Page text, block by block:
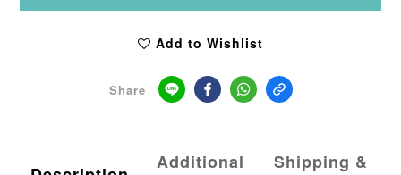
Add to Wishlist
Share
Additional
Shipping &